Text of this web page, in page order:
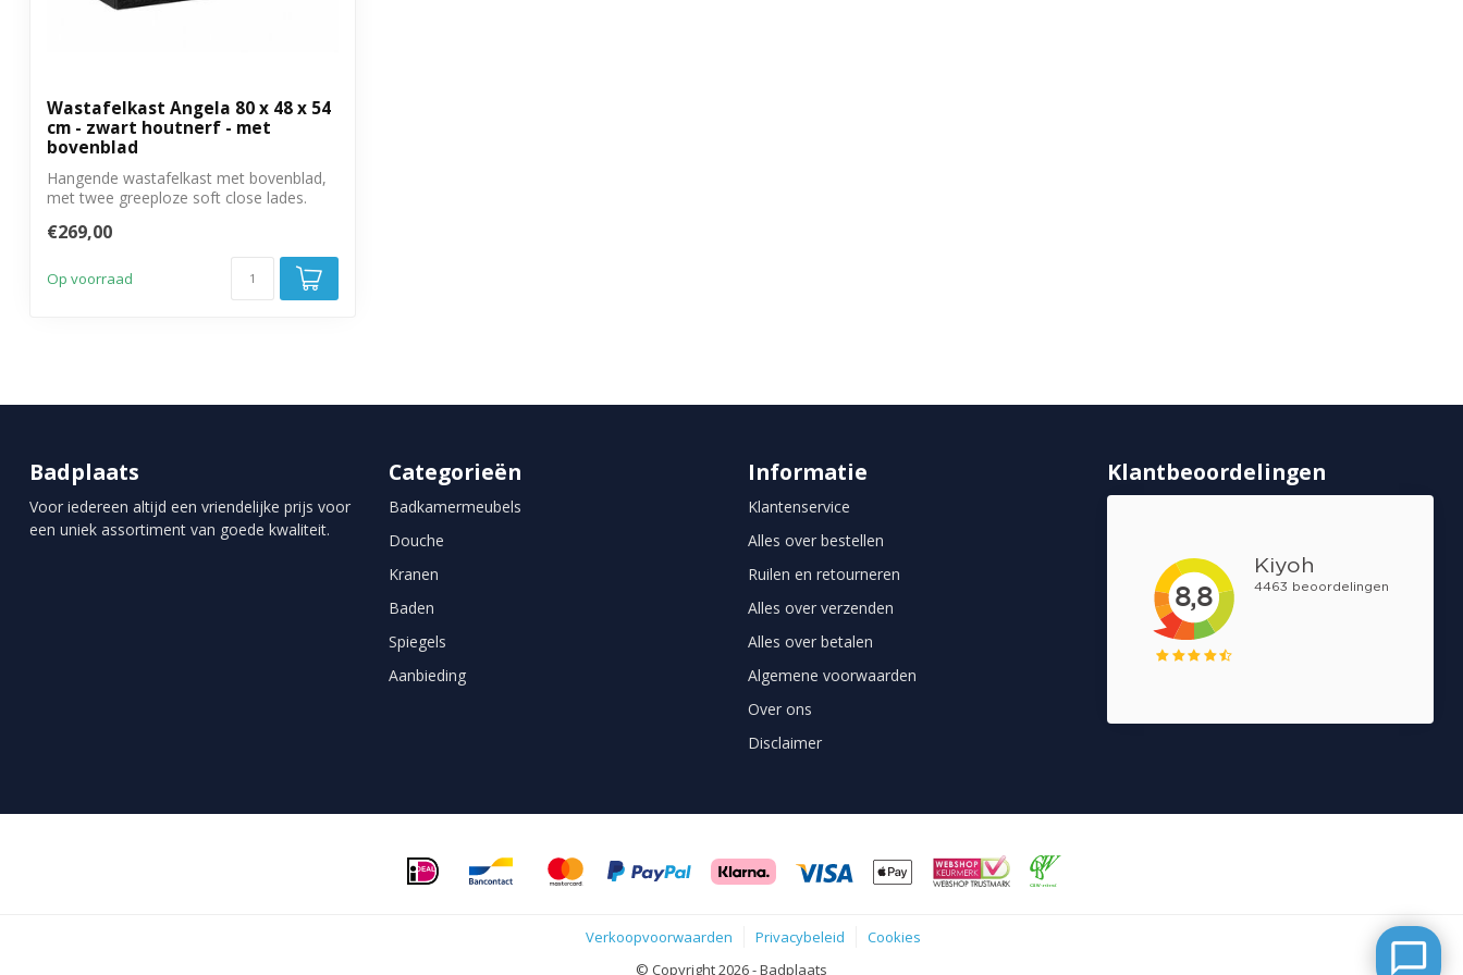
Wastafelkast Angela 80 x 48 x 54
cm - zwart houtnerf - met
bovenblad
Hangende wastafelkast met bovenblad,
met twee greeploze soft close lades.
€269,00
Op voorraad
Badplaats
Voor iedereen altijd een vriendelijke prijs voor
een uniek assortiment van goede kwaliteit.
Categorieën
Badkamermeubels
Douche
Kranen
Baden
Spiegels
Aanbieding
Informatie
Klantenservice
Alles over bestellen
Ruilen en retourneren
Alles over verzenden
Alles over betalen
Algemene voorwaarden
Over ons
Disclaimer
Klantbeoordelingen
Verkoopvoorwaarden Privacybeleid
Cookies
© Copyright 2026 - Badplaats